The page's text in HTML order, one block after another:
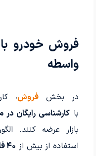
فروش خودرو
واسطه
در بخش فروش،
با کارشناسی رایگان
بازار عرضه کنند.
استفاده از بیش از